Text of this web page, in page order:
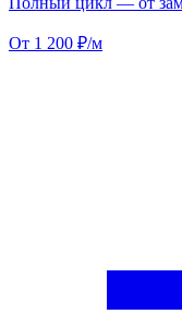
От 1 200 ₽/м